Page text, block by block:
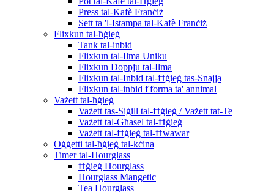
Press tal-Kafè Franċiż
Sett ta 'l-Istampa tal-Kafè Franċiż
Flixkun tal-ħġieġ
Tank tal-inbid
Flixkun tal-Ilma Uniku
Flixkun Doppju tal-Ilma
Flixkun tal-Inbid tal-Ħġieġ tas-Snajja
Flixkun tal-inbid f'forma ta' annimal
Vażett tal-ħġieġ
Vażett tas-Siġill tal-Ħġieġ / Vażett tat-Te
Vażett tal-Għasel tal-Ħġieġ
Vażett tal-Ħġieġ tal-Ħwawar
Oġġetti tal-ħġieġ tal-kċina
Timer tal-Hourglass
Ħġieġ Hourglass
Hourglass Mangetic
Tea Hourglass